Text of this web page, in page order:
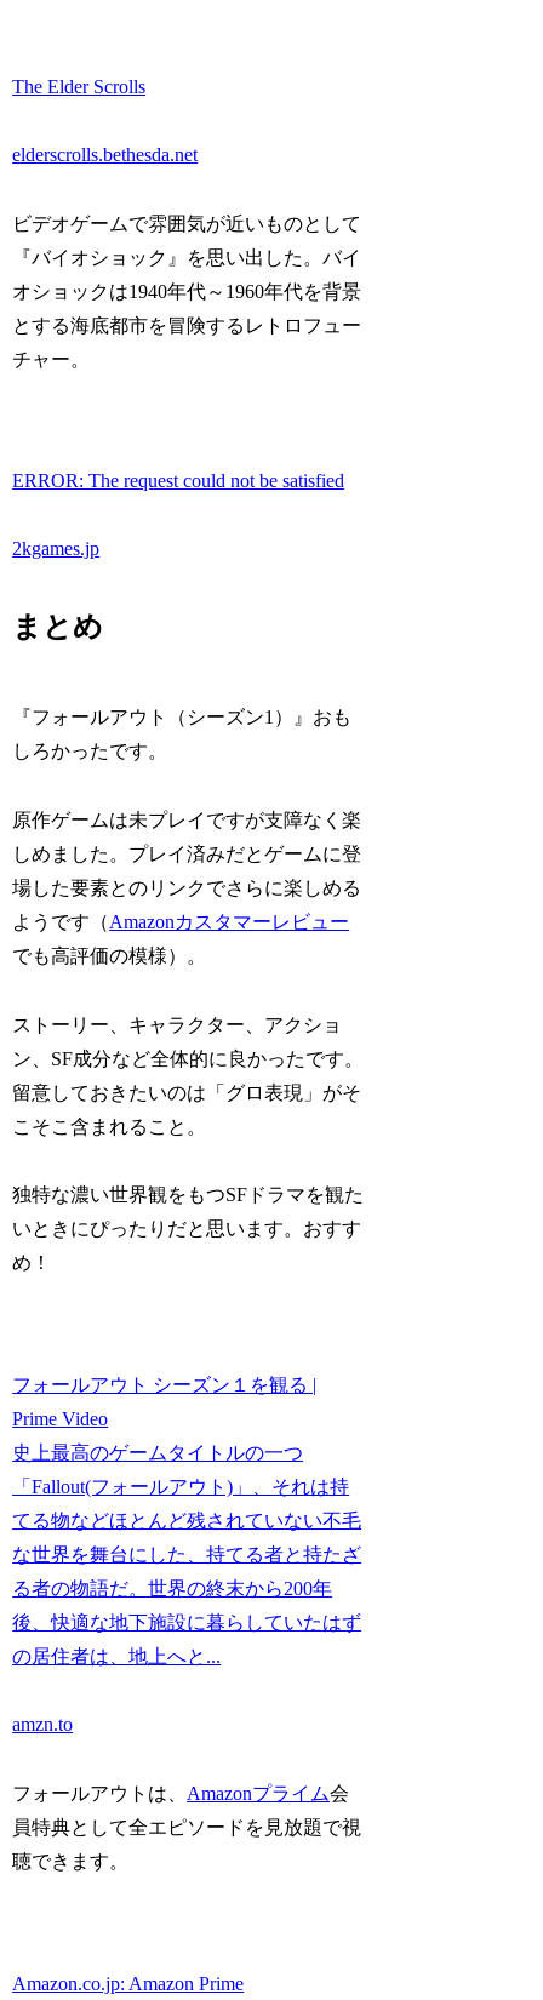
The Elder Scrolls
elderscrolls.bethesda.net
ビデオゲームで雰囲気が近いものとして
『バイオショック』を思い出した。バイ
オショックは1940年代～1960年代を背景
とする海底都市を冒険するレトロフュー
チャー。
ERROR: The request could not be satisfied
2kgames.jp
まとめ
『フォールアウト（シーズン1）』おも
しろかったです。
原作ゲームは未プレイですが支障なく楽
しめました。プレイ済みだとゲームに登
場した要素とのリンクでさらに楽しめる
ようです（Amazonカスタマーレビュー
でも高評価の模様）。
ストーリー、キャラクター、アクショ
ン、SF成分など全体的に良かったです。
留意しておきたいのは「グロ表現」がそ
こそこ含まれること。
独特な濃い世界観をもつSFドラマを観た
いときにぴったりだと思います。おすす
め！
フォールアウト シーズン１を観る |
Prime Video
史上最高のゲームタイトルの一つ
「Fallout(フォールアウト)」、それは持
てる物などほとんど残されていない不毛
な世界を舞台にした、持てる者と持たざ
る者の物語だ。世界の終末から200年
後、快適な地下施設に暮らしていたはず
の居住者は、地上へと...
amzn.to
フォールアウトは、 Amazonプライム会
員特典として全エピソードを見放題で視
聴できます。
Amazon.co.jp: Amazon Prime